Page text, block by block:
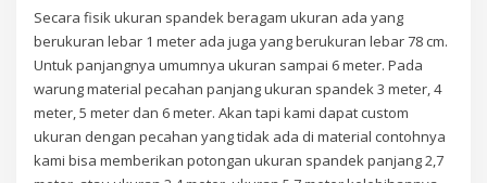
Secara fisik ukuran spandek beragam ukuran ada yang
berukuran lebar 1 meter ada juga yang berukuran lebar 78 cm.
Untuk panjangnya umumnya ukuran sampai 6 meter. Pada
warung material pecahan panjang ukuran spandek 3 meter, 4
meter, 5 meter dan 6 meter. Akan tapi kami dapat custom
ukuran dengan pecahan yang tidak ada di material contohnya
kami bisa memberikan potongan ukuran spandek panjang 2,7